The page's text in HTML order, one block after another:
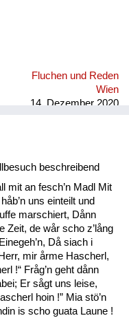
Fluchen und Reden
Wien
14. Dezember 2020
beschreibend
mit an fesch’n Madl Mit
uns einteilt und
marschiert, Dånn
Zeit, de wår scho z’lång
Då siach i
mir årme Hascherl,
!“ Fråg’n geht dånn
Er sågt uns leise,
hoin !” Mia stö’n
is scho guata Laune !